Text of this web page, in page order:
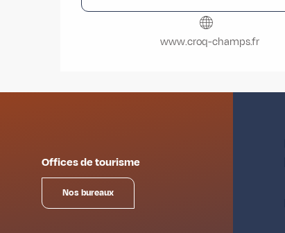
www.croq-champs.fr
Offices de tourisme
Nos bureaux